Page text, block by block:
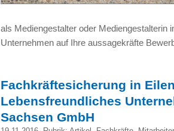
als Mediengestalter oder Mediengestalterin
Unternehmen auf Ihre aussagekräfte
Fachkräftesicherung in
Lebensfreundliches
Sachsen GmbH